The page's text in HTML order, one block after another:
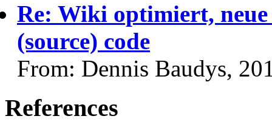
Re: Wiki optimiert, neue
(source) code
From: Dennis Baudys,
References